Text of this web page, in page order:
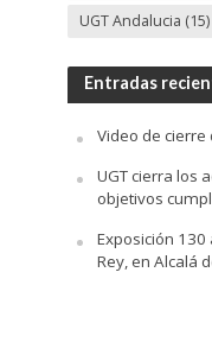
UGT Andalucia (15)
Entradas
Video de cierre
UGT cierra los
objetivos
Exposición 130
Rey, en Alcalá